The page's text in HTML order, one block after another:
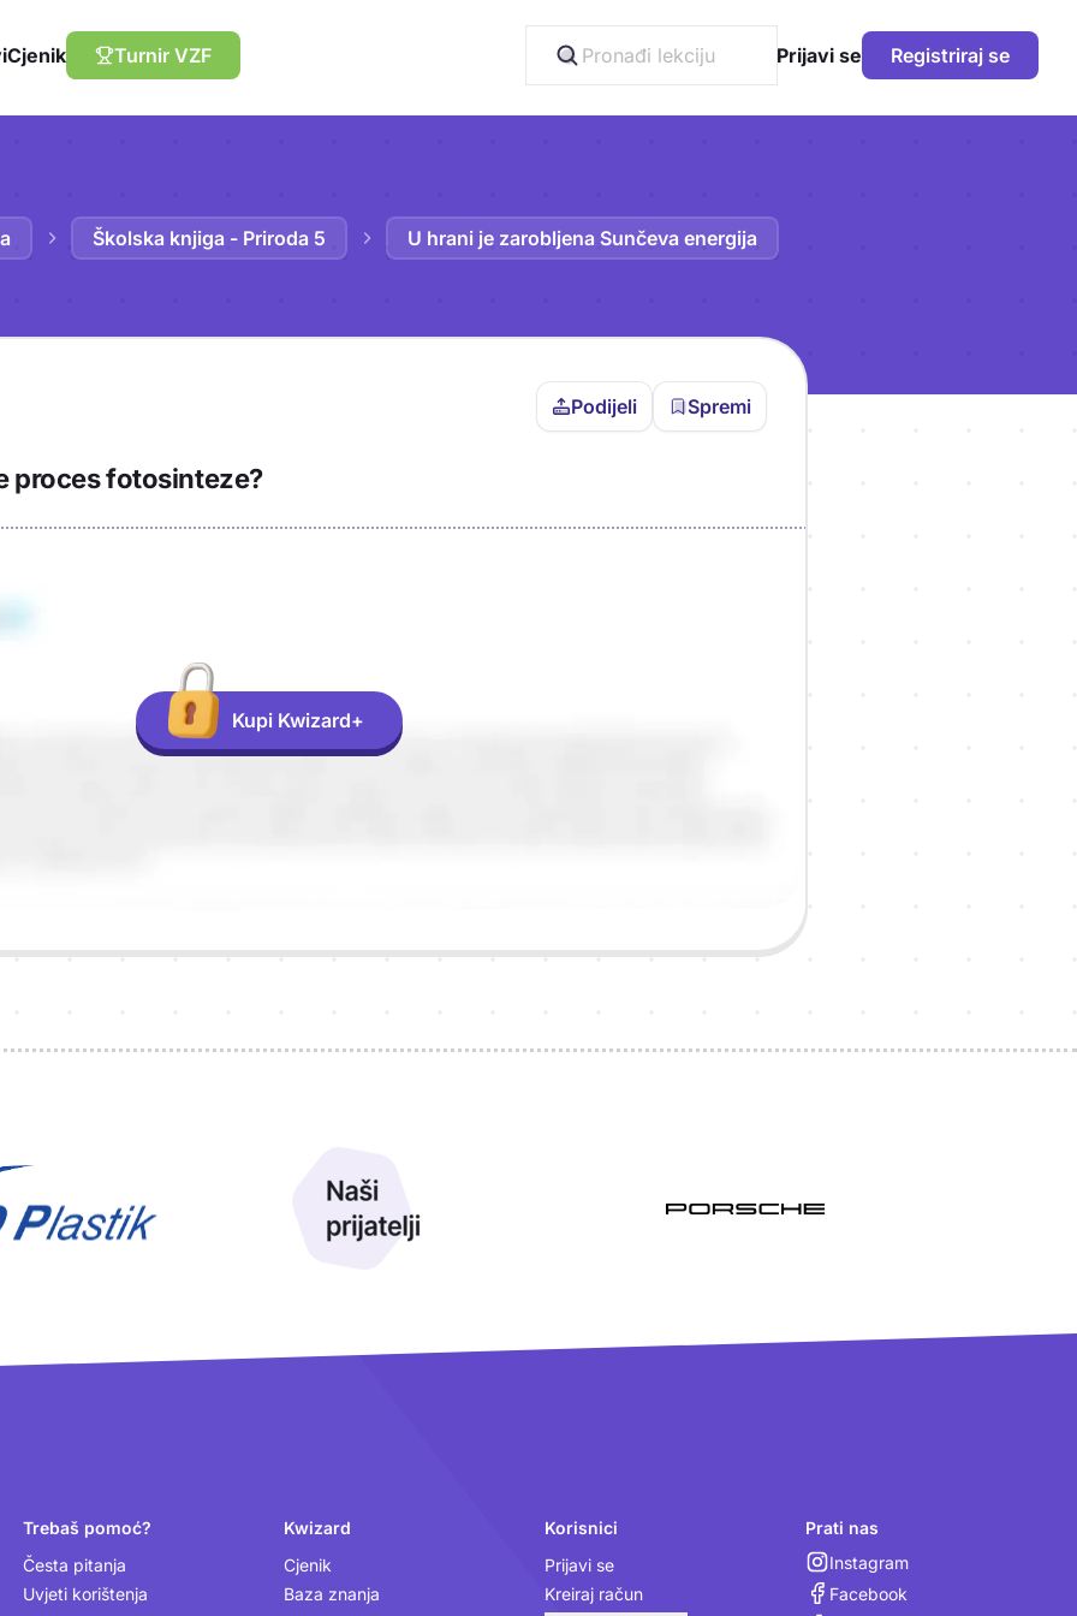
Cjenik Turnir VZF Prijavi se Registriraj se
Školska knjiga - Priroda 5 U hrani je zarobljena Sunčeva energija
Podijeli Spremi
proces fotosinteze?
Kupi Kwizard+
Trebaš pomoć?
Česta pitanja
Uvjeti korištenja
Kwizard
Cjenik
Baza znanja
Korisnici
Prijavi se
Kreiraj račun
Prati nas
Instagram
Facebook